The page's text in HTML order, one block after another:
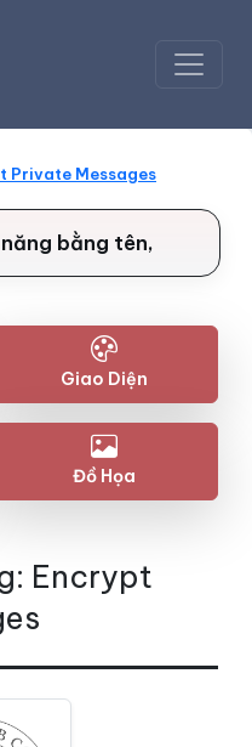
Private Messages
Giao Diện
Đồ Họa
Encrypt